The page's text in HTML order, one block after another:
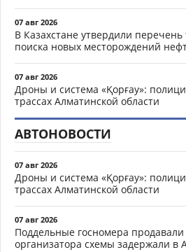
07 авг 2026
В Казахстане утвердили
поиска новых месторождений
07 авг 2026
Дроны и система «Қорғау»:
трассах Алматинской области
АВТОНОВОСТИ
07 авг 2026
Дроны и система «Қорғау»:
трассах Алматинской области
07 авг 2026
Поддельные госномера продавали
организатора схемы задержали в